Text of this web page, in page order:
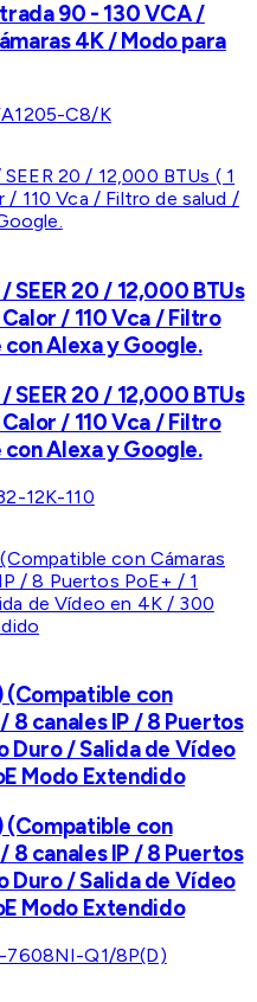
90 - 130 VCA /
4K / Modo para
C8/K
SEER 20 / 12,000 BTUs
/ 110 Vca / Filtro
Alexa y Google.
SEER 20 / 12,000 BTUs
/ 110 Vca / Filtro
Alexa y Google.
12K-110
(Compatible con
8 canales IP / 8 Puertos
Duro / Salida de Vídeo
Modo Extendido
(Compatible con
8 canales IP / 8 Puertos
Duro / Salida de Vídeo
Modo Extendido
7608NI-Q1/8P(D)